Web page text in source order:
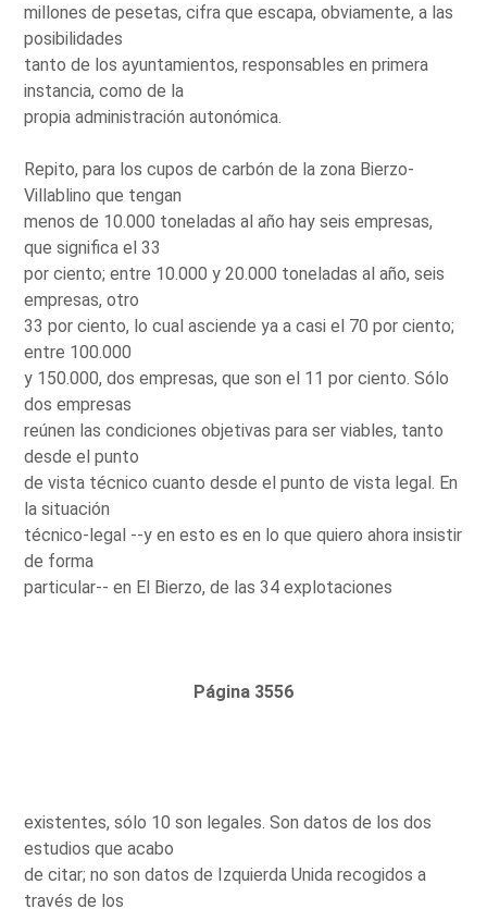
millones de pesetas, cifra que escapa, obviamente, a las
posibilidades
tanto de los ayuntamientos, responsables en primera
instancia, como de la
propia administración autonómica.
Repito, para los cupos de carbón de la zona Bierzo-
Villablino que tengan
menos de 10.000 toneladas al año hay seis empresas,
que significa el 33
por ciento; entre 10.000 y 20.000 toneladas al año, seis
empresas, otro
33 por ciento, lo cual asciende ya a casi el 70 por ciento;
entre 100.000
y 150.000, dos empresas, que son el 11 por ciento. Sólo
dos empresas
reúnen las condiciones objetivas para ser viables, tanto
desde el punto
de vista técnico cuanto desde el punto de vista legal. En
la situación
técnico-legal --y en esto es en lo que quiero ahora insistir
de forma
particular-- en El Bierzo, de las 34 explotaciones
Página 3556
existentes, sólo 10 son legales. Son datos de los dos
estudios que acabo
de citar; no son datos de Izquierda Unida recogidos a
través de los